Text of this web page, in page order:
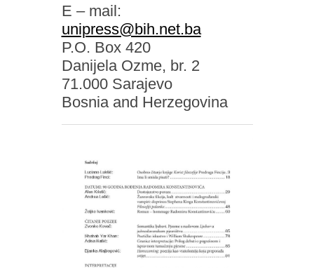
E – mail:
unipress@bih.net.ba
P.O. Box 420
Danijela Ozme, br. 2
71.000 Sarajevo
Bosnia and Herzegovina